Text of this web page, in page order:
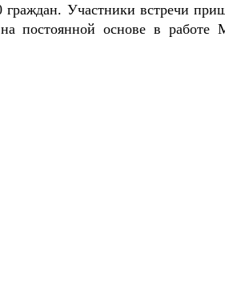
Участники встречи
постоянной основе в